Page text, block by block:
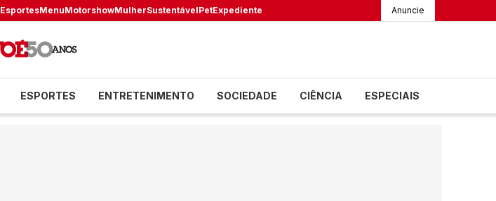
EsportesMenuMotorshowMulherSustentávelPetExpediente Anuncie
ESPORTES ENTRETENIMENTO SOCIEDADE CIÊNCIA ESPECIAIS